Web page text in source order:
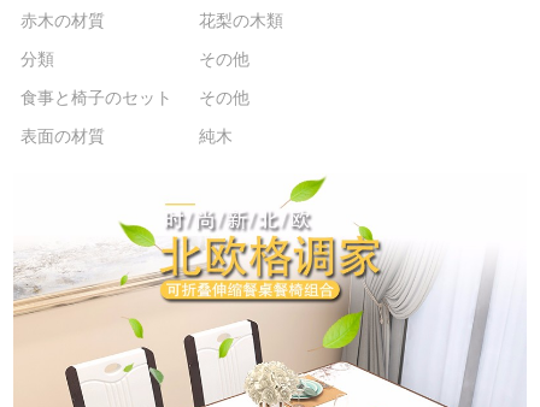
赤木の材質
花梨の木類
分類
その他
食事と椅子のセット
その他
表面の材質
純木